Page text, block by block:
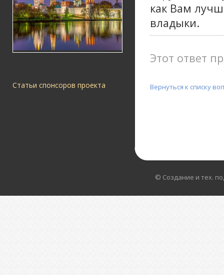
Статьи спонсоров проекта
как Вам
владыки.
Этот ответ
Вернуться к списку
© Создание и тех.